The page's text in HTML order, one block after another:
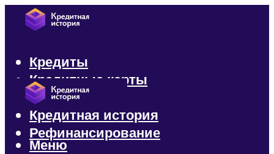
Кредиты
Кредитные карты
Микрозаймы
Кредитная история
Рефинансирование
Меню